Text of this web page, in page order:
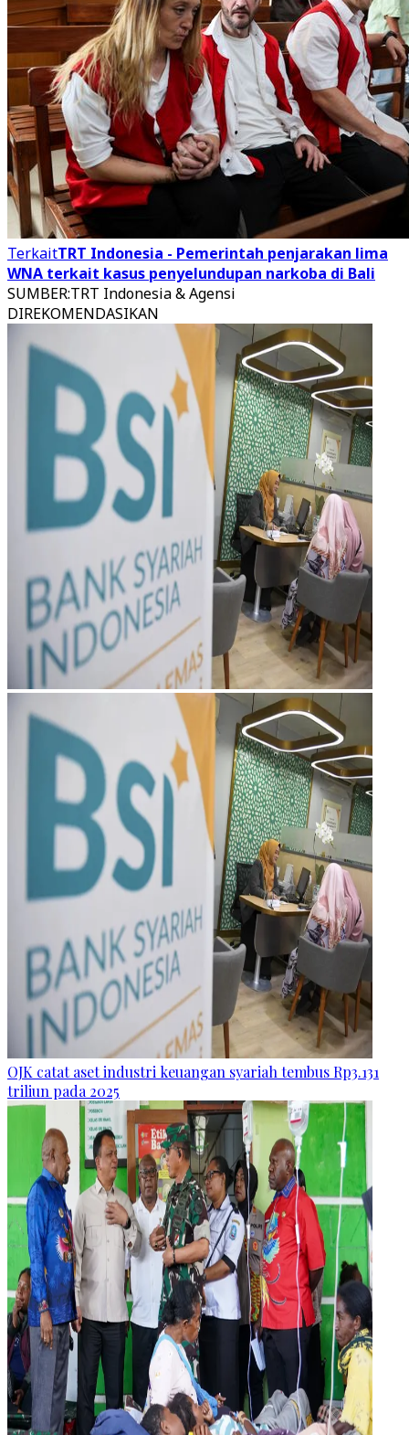
TerkaitTRT Indonesia - Pemerintah penjarakan lima
WNA terkait kasus penyelundupan narkoba di Bali
SUMBER:TRT Indonesia & Agensi
DIREKOMENDASIKAN
OJK catat aset industri keuangan syariah tembus Rp3.131
triliun pada 2025